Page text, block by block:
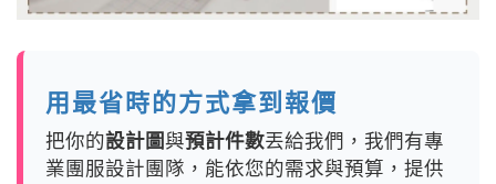
用最省時的方式拿到報價
把你的設計圖與預計件數丟給我們，我們有專
業團服設計團隊，能依您的需求與預算，提供